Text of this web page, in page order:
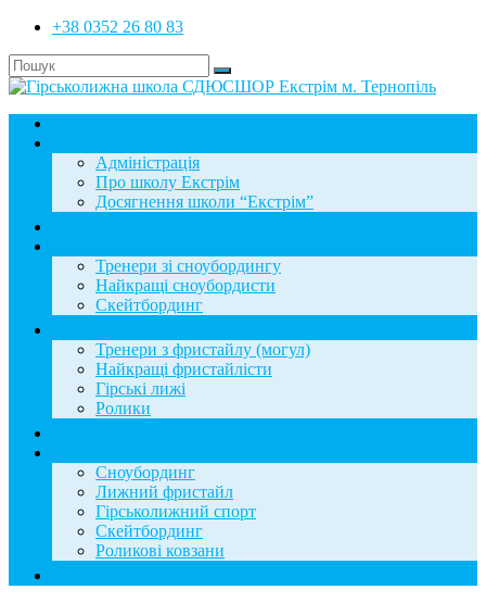
+38 0352 26 80 83
Адміністрація
Про школу Екстрім
Досягнення школи “Екстрім”
Тренери зі сноубордингу
Найкращі сноубордисти
Скейтбординг
Тренери з фристайлу (могул)
Найкращі фристайлісти
Гірські лижі
Ролики
Сноубординг
Лижний фристайл
Гірськолижний спорт
Скейтбординг
Роликові ковзани